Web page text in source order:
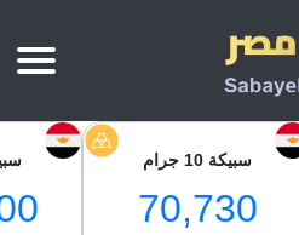
سبيكة 10 جرام
70,730